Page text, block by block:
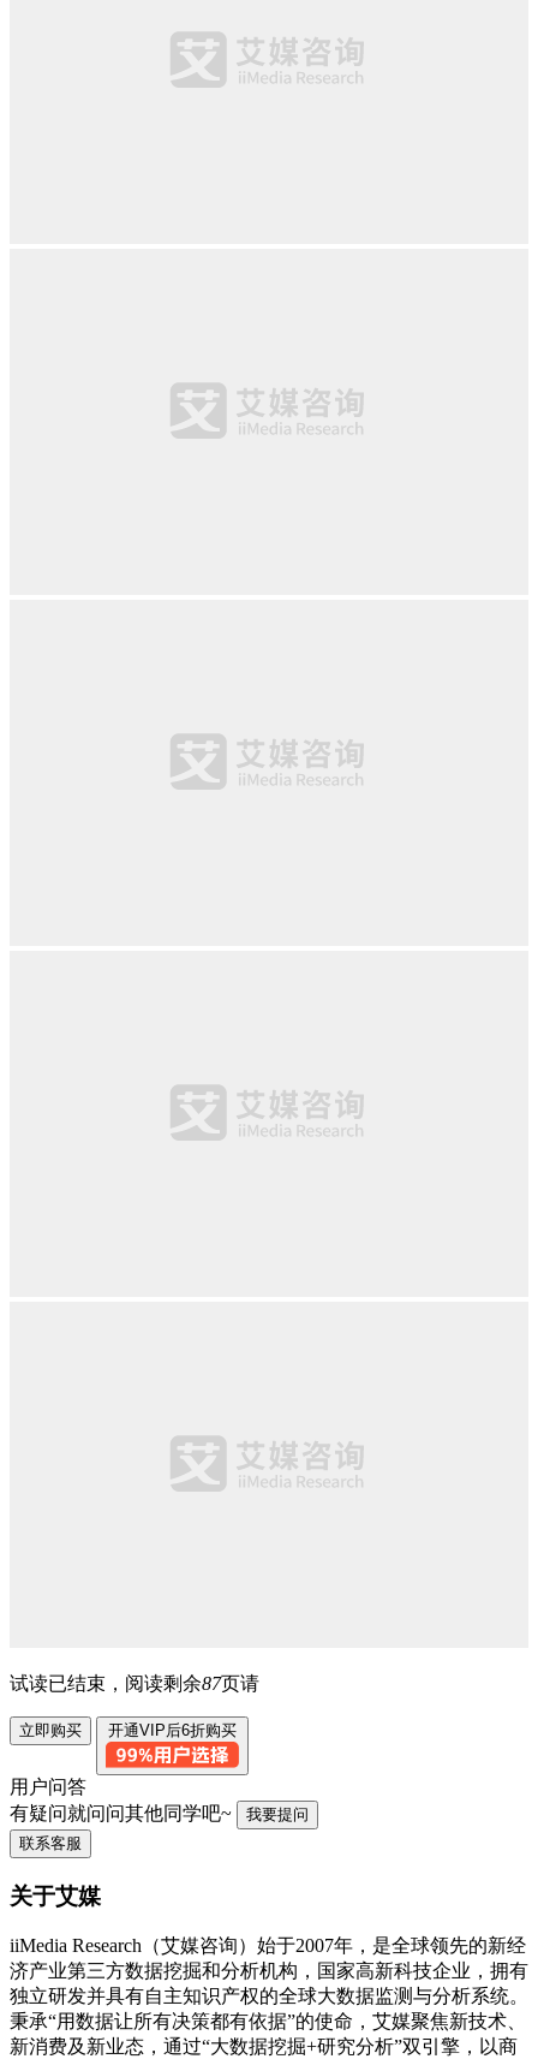
试读已结束，阅读剩余87页请
立即购买 开通VIP后6折购买
用户问答
有疑问就问问其他同学吧~
我要提问
联系客服
关于艾媒
iiMedia Research（艾媒咨询）始于2007年，是全球领先的新经
济产业第三方数据挖掘和分析机构，国家高新科技企业，拥有
独立研发并具有自主知识产权的全球大数据监测与分析系统。
秉承“用数据让所有决策都有依据”的使命，艾媒聚焦新技术、
新消费及新业态，通过“大数据挖掘+研究分析”双引擎，以商